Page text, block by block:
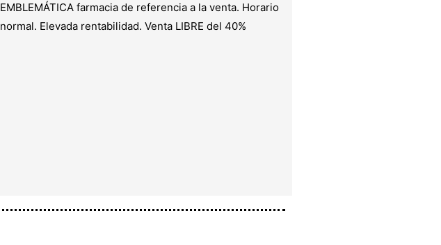
EMBLEMÁTICA farmacia de referencia a la venta. Horario
normal. Elevada rentabilidad. Venta LIBRE del 40%